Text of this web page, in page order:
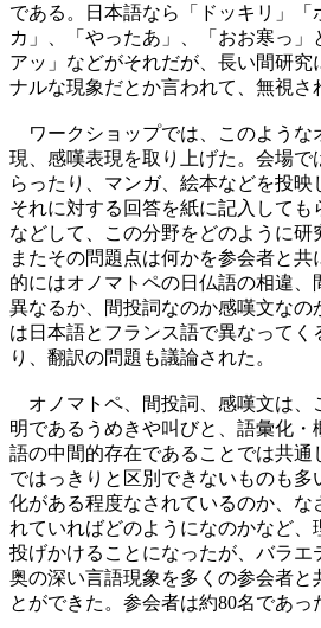
である。日本語なら「ドッキリ」「
カ」、「やったあ」、「おお寒っ」
アッ」などがそれだが、長い間研究
ナルな現象だとか言われて、無視さ
ワークショップでは、このような
現、感嘆表現を取り上げた。会場で
らったり、マンガ、絵本などを投映
それに対する回答を紙に記入しても
などして、この分野をどのように研
またその問題点は何かを参会者と
的にはオノマトペの日仏語の相違、
異なるか、間投詞なのか感嘆文なの
は日本語とフランス語で異なってく
り、翻訳の問題も議論された。
オノマトペ、間投詞、感嘆文は、
明であるうめきや叫びと、語彙化
語の中間的存在であることでは共通
ではっきりと区別できないものも多
化がある程度なされているのか、な
れていればどのようになのかなど、
投げかけることになったが、バラエ
奥の深い言語現象を多くの参会者と
とができた。参会者は約80名であっ